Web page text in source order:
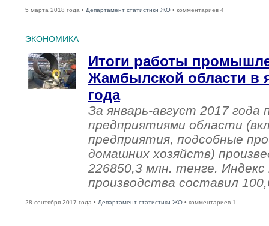
5 марта 2018 года • Департамент статистики ЖО • комментариев 4
ЭКОНОМИКА
Итоги работы
Жамбылской области в
года
За январь-август 2017
предприятиями области
предприятия, подсобные
домашних хозяйств)
226850,3 млн. тенге.
производства составил
28 сентября 2017 года • Департамент статистики ЖО • комментариев 1